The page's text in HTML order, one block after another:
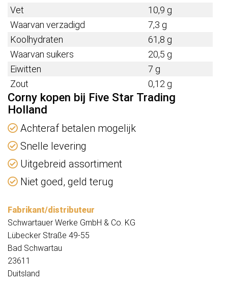
Vet
10,9 g
Waarvan verzadigd
7,3 g
Koolhydraten
61,8 g
Waarvan suikers
20,5 g
Eiwitten
7 g
Zout
0,12 g
Corny kopen bij Five Star Trading
Holland
Achteraf betalen mogelijk
Snelle levering
Uitgebreid assortiment
Niet goed, geld terug
Fabrikant/distributeur
Schwartauer Werke GmbH & Co. KG
Lübecker Straße 49-55
Bad Schwartau
23611
Duitsland